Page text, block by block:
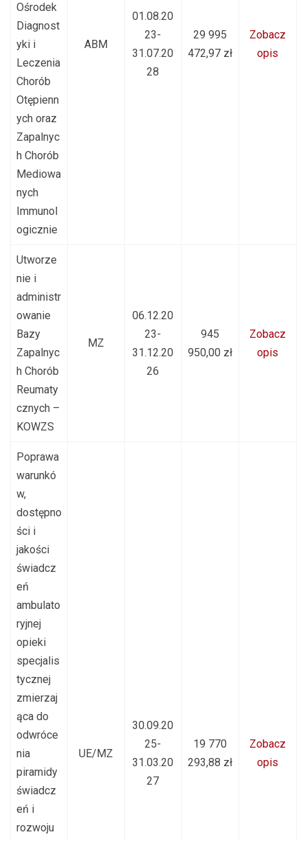
Ośrodek
Diagnost
yki i
Leczenia
Chorób
Otępienn
ych oraz
Zapalnyc
h Chorób
Mediowa
nych
Immunol
ogicznie
ABM
01.08.20
23-
31.07.20
28
29 995
472,97 zł
Zobacz
opis
Utworze
nie i
administr
owanie
Bazy
Zapalnyc
h Chorób
Reumaty
cznych –
KOWZS
MZ
06.12.20
23-
31.12.20
26
945
950,00 zł
Zobacz
opis
Poprawa
warunkó
w,
dostępno
ści i
jakości
świadcz
eń
ambulato
ryjnej
opieki
specjalis
tycznej
zmierzaj
ąca do
odwróce
nia
piramidy
świadcz
eń i
rozwoju
UE/MZ
30.09.20
25-
31.03.20
27
19 770
293,88 zł
Zobacz
opis